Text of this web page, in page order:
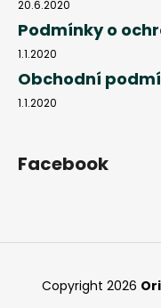
20.6.2020
Podmínky o
1.1.2020
Obchodní
1.1.2020
Facebook
Copyright 2026